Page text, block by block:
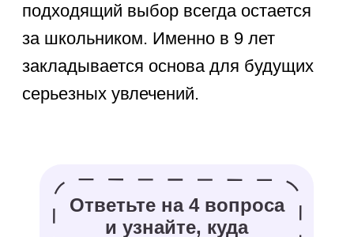
Организовать сложный квест
с поиском спрятанных
Создать собственный закрытый
террариум в большой
прыжков.
Раскрасить старые джинсы
или светлые кеды